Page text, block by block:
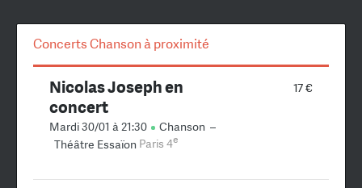
Concerts Chanson à proximité
17 €
Nicolas Joseph en
concert
Mardi 30/01 à 21:30 Chanson –
Théâtre Essaïon Paris 4e